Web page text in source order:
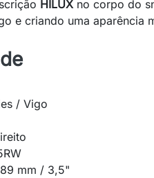
HILUX no corpo do
e criando uma aparência
/ Vigo
89 mm / 3,5"